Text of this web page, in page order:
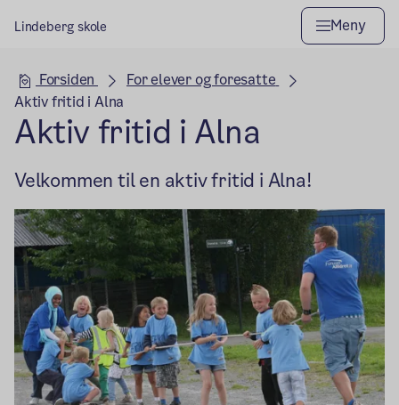
Lindeberg skole Meny
Hovedseksjon
Forsiden
For elever og foresatte
Aktiv fritid i Alna
Aktiv fritid i Alna
Velkommen til en aktiv fritid i Alna!